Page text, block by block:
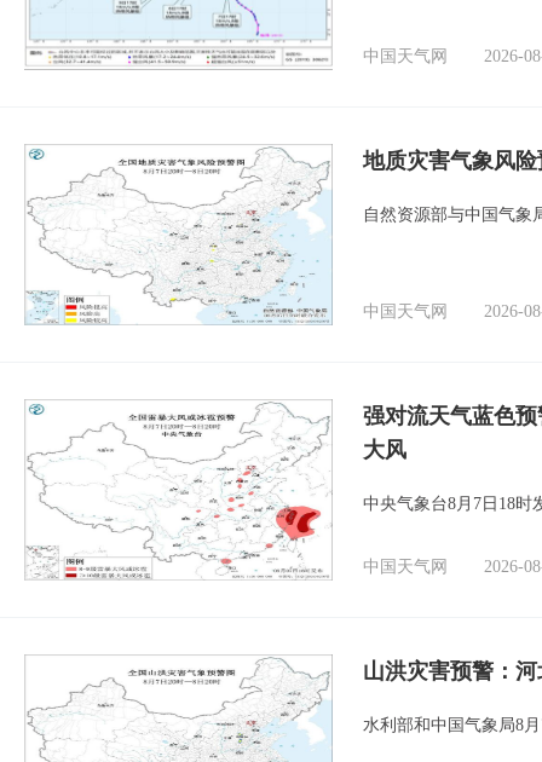
中国天气网 2026-
地质灾害气象风
自然资源部与中国气象
中国天气网 2026-
强对流天气蓝色
大风
中央气象台8月7日18时
中国天气网 2026-
山洪灾害预警：
水利部和中国气象局8